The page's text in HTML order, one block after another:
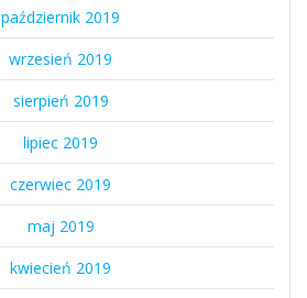
październik 2019
wrzesień 2019
sierpień 2019
lipiec 2019
czerwiec 2019
maj 2019
kwiecień 2019